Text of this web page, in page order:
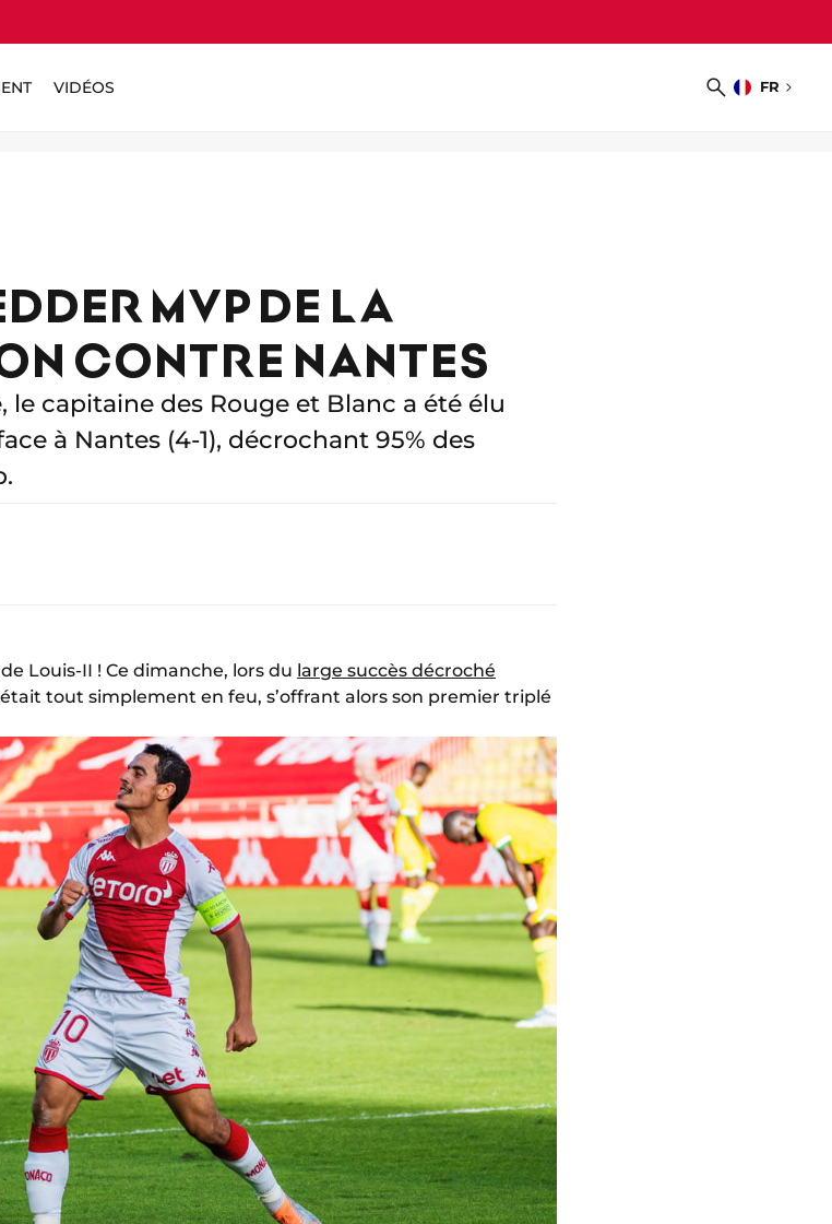
VIDÉOS
Recherche
FR
Choisir
MVP DE LA
CONTRE NANTES
capitaine des Rouge et Blanc a été élu
à Nantes (4-1), décrochant 95% des
Louis-II ! Ce dimanche, lors du large succès décroché
était tout simplement en feu, s’offrant alors son premier triplé